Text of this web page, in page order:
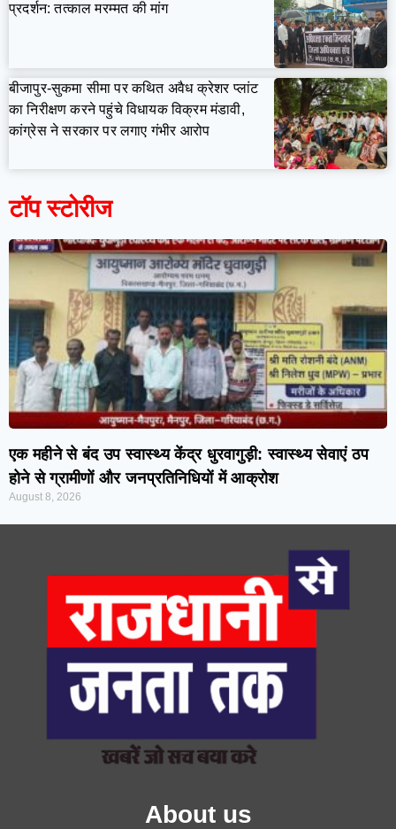
प्रदर्शन: तत्काल मरम्मत की मांग
बीजापुर-सुकमा सीमा पर कथित अवैध क्रेशर प्लांट
का निरीक्षण करने पहुंचे विधायक विक्रम मंडावी,
कांग्रेस ने सरकार पर लगाए गंभीर आरोप
टॉप स्टोरीज
एक महीने से बंद उप स्वास्थ्य केंद्र धुरवागुड़ी: स्वास्थ्य सेवाएं ठप
होने से ग्रामीणों और जनप्रतिनिधियों में आक्रोश
August 8, 2026
About us